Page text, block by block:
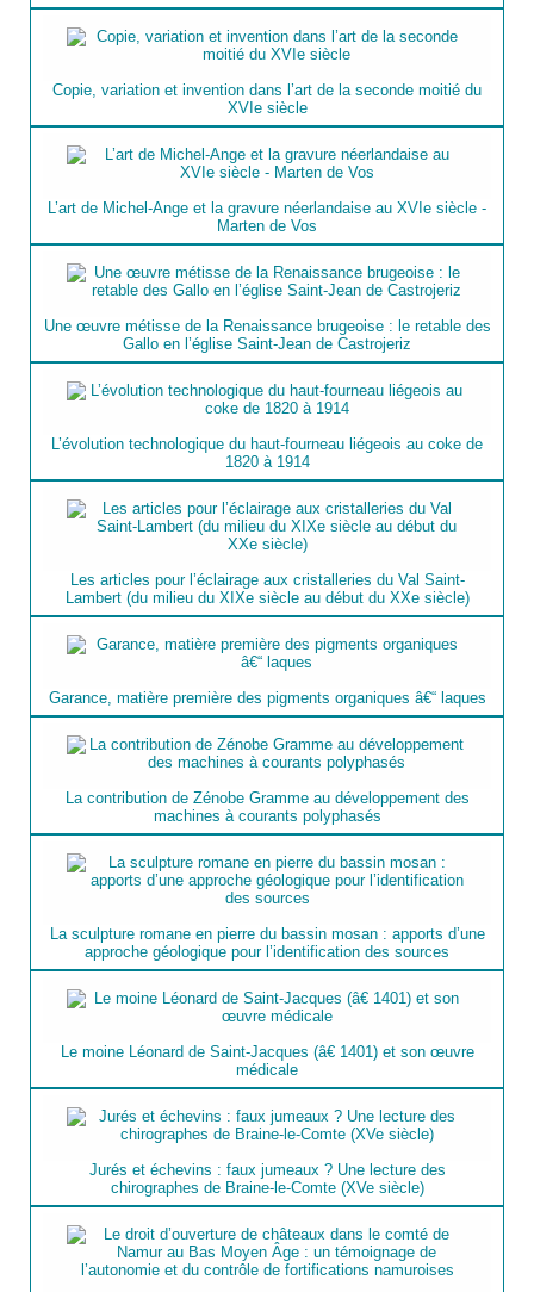
Copie, variation et invention dans l’art de la seconde moitié du
XVIe siècle
L’art de Michel-Ange et la gravure néerlandaise au XVIe siècle -
Marten de Vos
Une œuvre métisse de la Renaissance brugeoise : le retable des
Gallo en l’église Saint-Jean de Castrojeriz
L’évolution technologique du haut-fourneau liégeois au coke de
1820 à 1914
Les articles pour l’éclairage aux cristalleries du Val Saint-
Lambert (du milieu du XIXe siècle au début du XXe siècle)
Garance, matière première des pigments organiques â€“ laques
La contribution de Zénobe Gramme au développement des
machines à courants polyphasés
La sculpture romane en pierre du bassin mosan : apports d’une
approche géologique pour l’identification des sources
Le moine Léonard de Saint-Jacques (â€ 1401) et son œuvre
médicale
Jurés et échevins : faux jumeaux ? Une lecture des
chirographes de Braine-le-Comte (XVe siècle)